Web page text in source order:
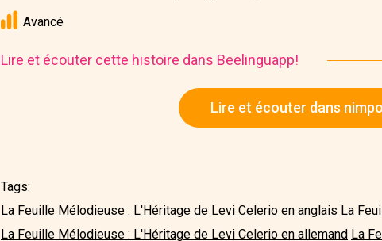
Avancé
Lire et écouter cette histoire dans Beelinguapp!
Lire et écouter dans
Tags:
La Feuille Mélodieuse : L'Héritage de Levi Celerio en anglais La
La Feuille Mélodieuse : L'Héritage de Levi Celerio en allemand La